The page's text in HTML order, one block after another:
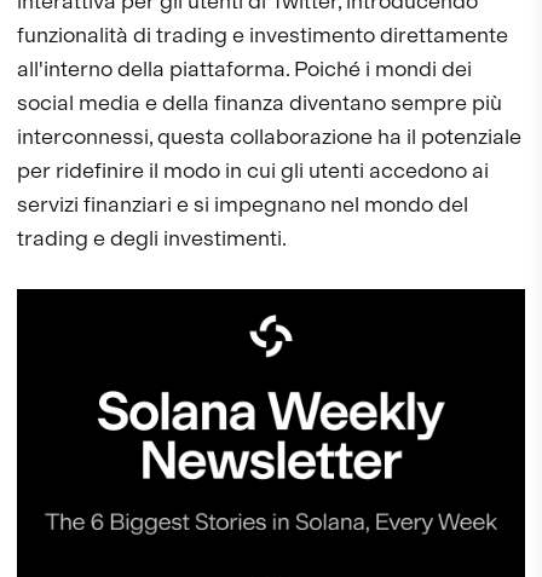
funzionalità di trading e investimento direttamente
all'interno della piattaforma. Poiché i mondi dei
social media e della finanza diventano sempre più
interconnessi, questa collaborazione ha il potenziale
per ridefinire il modo in cui gli utenti accedono ai
servizi finanziari e si impegnano nel mondo del
trading e degli investimenti.